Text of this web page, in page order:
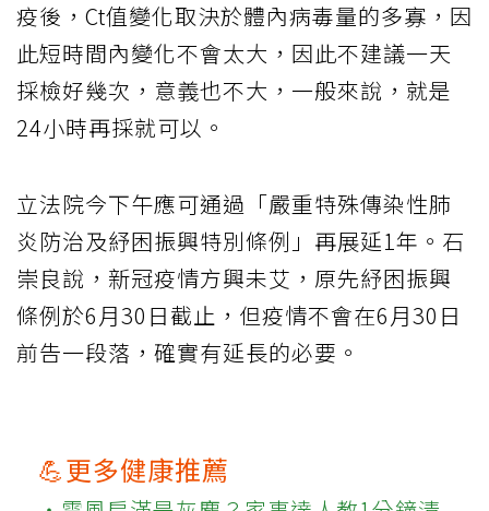
疫後，Ct值變化取決於體內病毒量的多寡，因
此短時間內變化不會太大，因此不建議一天
採檢好幾次，意義也不大，一般來說，就是
24小時再採就可以。
立法院今下午應可通過「嚴重特殊傳染性肺
炎防治及紓困振興特別條例」再展延1年。石
崇良說，新冠疫情方興未艾，原先紓困振興
條例於6月30日截止，但疫情不會在6月30日
前告一段落，確實有延長的必要。
💪更多健康推薦